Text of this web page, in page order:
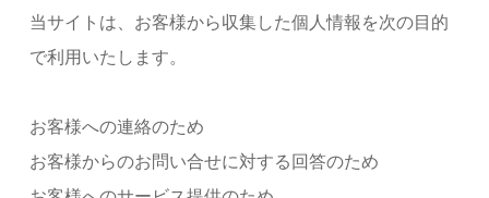
当サイトは、お客様から収集した個人情報を次の目的
で利用いたします。
お客様への連絡のため
お客様からのお問い合せに対する回答のため